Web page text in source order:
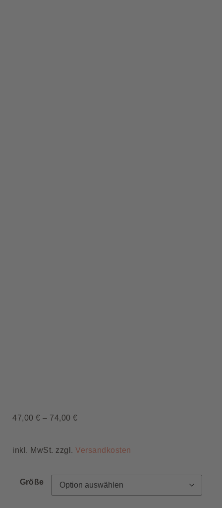
47,00 € – 74,00 €
inkl. MwSt. zzgl. Versandkosten
Größe